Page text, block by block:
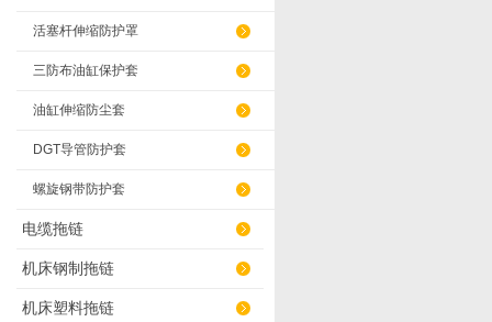
活塞杆伸缩防护罩
三防布油缸保护套
油缸伸缩防尘套
DGT导管防护套
螺旋钢带防护套
电缆拖链
机床钢制拖链
机床塑料拖链